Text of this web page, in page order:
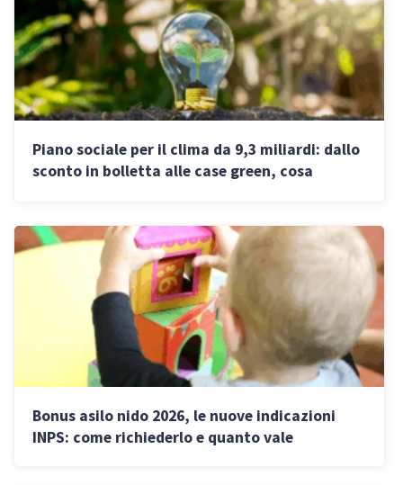
Piano sociale per il clima da 9,3 miliardi: dallo
sconto in bolletta alle case green, cosa
Bonus asilo nido 2026, le nuove indicazioni
INPS: come richiederlo e quanto vale